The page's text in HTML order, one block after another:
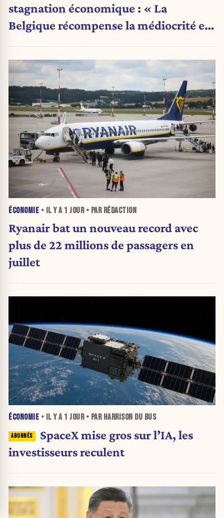
stagnation économique : « La
Belgique récompense la médiocrité et
ÉCONOMIE • IL Y A 1 JOUR• PAR RÉDACTION
Ryanair bat un nouveau record avec
plus de 22 millions de passagers en
juillet
ÉCONOMIE • IL Y A 1 JOUR• PAR HARRISON DU BUS
SpaceX mise gros sur l’IA, les
investisseurs reculent